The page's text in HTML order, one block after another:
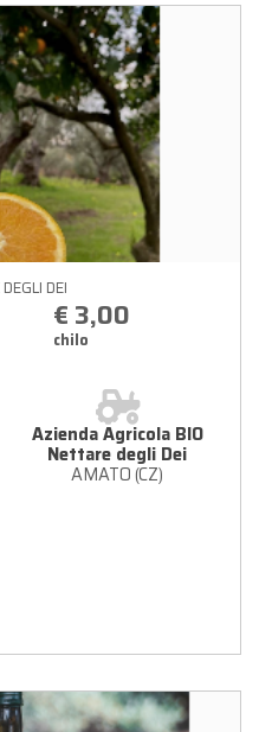
DEI
€ 3,00
chilo
Azienda Agricola BIO
Nettare degli Dei
AMATO (CZ)